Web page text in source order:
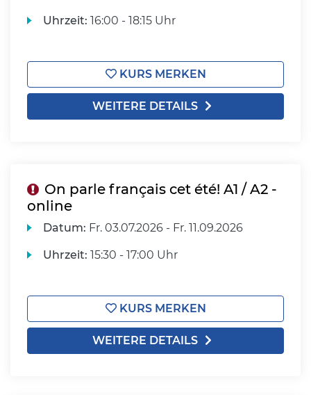
Uhrzeit: 16:00 - 18:15 Uhr
KURS MERKEN
WEITERE DETAILS
On parle français cet été! A1 / A2 -
online
Datum: Fr. 03.07.2026 - Fr. 11.09.2026
Uhrzeit: 15:30 - 17:00 Uhr
KURS MERKEN
WEITERE DETAILS